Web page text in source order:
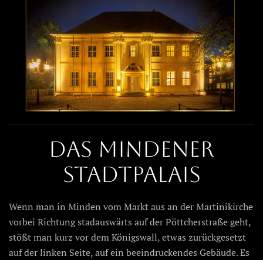
Das Mindener
Stadtpalais
Wenn man in Minden vom Markt aus an der Martinikirche
vorbei Richtung stadauswärts auf der Pöttcherstraße geht,
stößt man kurz vor dem Königswall, etwas zurückgesetzt
auf der linken Seite, auf ein beeindruckendes Gebäude. Es